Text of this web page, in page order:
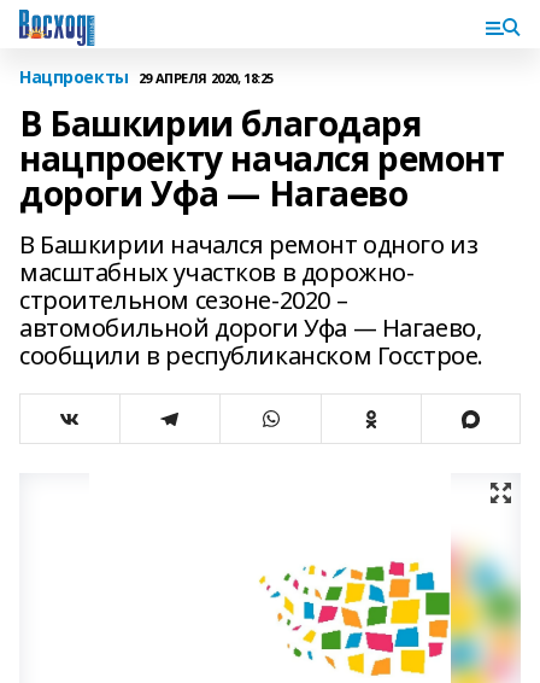
Нацпроекты 29 АПРЕЛЯ 2020, 18:25
В Башкирии благодаря
нацпроекту начался ремонт
дороги Уфа — Нагаево
В Башкирии начался ремонт одного из
масштабных участков в дорожно-
строительном сезоне-2020 –
автомобильной дороги Уфа — Нагаево,
сообщили в республиканском Госстрое.